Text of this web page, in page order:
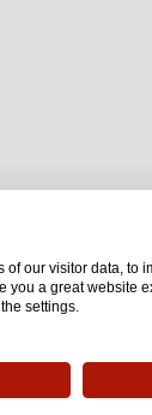
of our visitor data, to
you a great website
settings.